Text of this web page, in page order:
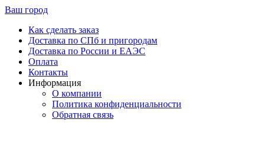
Ваш город
Как сделать заказ
Доставка по СПб и пригородам
Доставка по России и ЕАЭС
Оплата
Контакты
Информация
О компании
Политика конфиденциальности
Обратная связь